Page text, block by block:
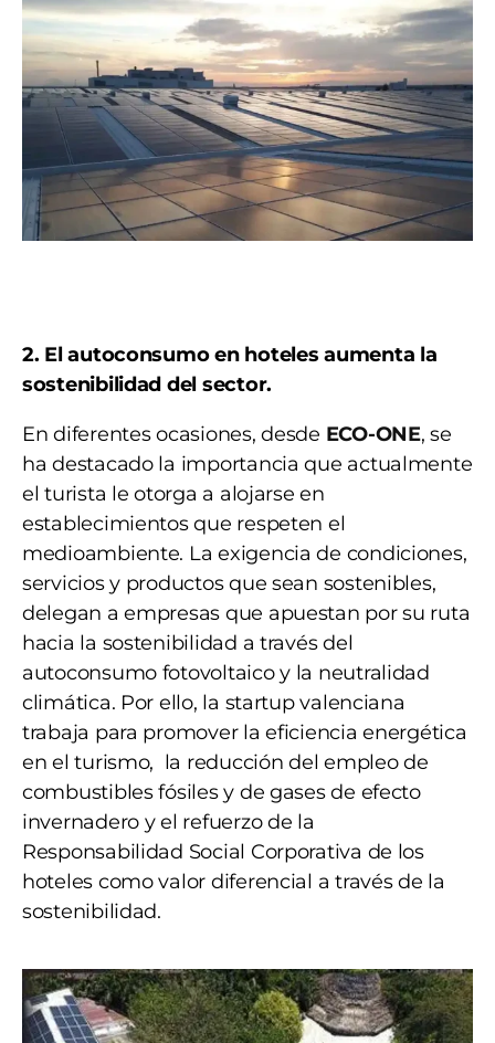
2. El autoconsumo en hoteles aumenta la
sostenibilidad del sector.
En diferentes ocasiones, desde ECO-ONE, se
ha destacado la importancia que actualmente
el turista le otorga a alojarse en
establecimientos que respeten el
medioambiente. La exigencia de condiciones,
servicios y productos que sean sostenibles,
delegan a empresas que apuestan por su ruta
hacia la sostenibilidad a través del
autoconsumo fotovoltaico y la neutralidad
climática. Por ello, la startup valenciana
trabaja para promover la eficiencia energética
en el turismo, la reducción del empleo de
combustibles fósiles y de gases de efecto
invernadero y el refuerzo de la
Responsabilidad Social Corporativa de los
hoteles como valor diferencial a través de la
sostenibilidad.